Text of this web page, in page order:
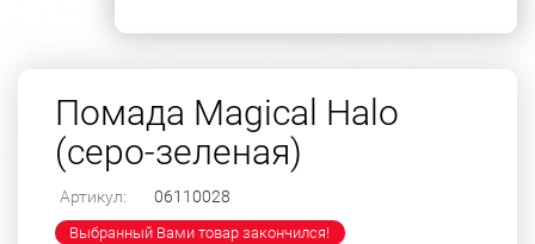
Помада Magical Halo
(серо-зеленая)
Артикул: 06110028
Выбранный Вами товар закончился!